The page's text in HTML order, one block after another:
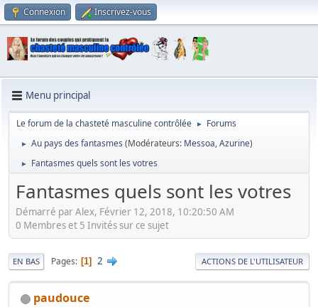
Connexion Inscrivez-vous
Menu principal
Le forum de la chasteté masculine contrôlée ► Forums
► Au pays des fantasmes (Modérateurs: Messoa,Azurine)
► Fantasmes quels sont les votres
Fantasmes quels sont les votres
Démarré par Alex, Février 12, 2018, 10:20:50 AM
0 Membres et 5 Invités sur ce sujet
EN BAS Pages 1 2 ACTIONS DE L'UTILISATEUR
paudouce